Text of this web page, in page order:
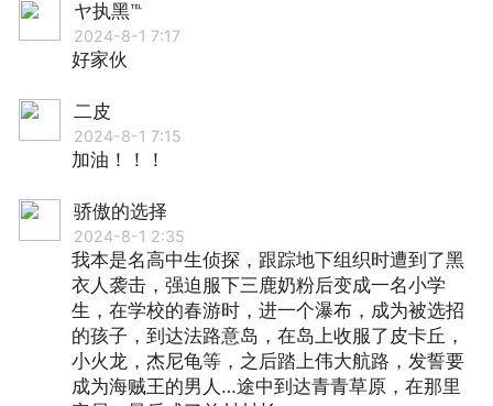
ヤ执黑℡
2024-8-1 7:17
好家伙
二皮
2024-8-1 7:15
加油！！！
骄傲的选择
2024-8-1 2:35
我本是名高中生侦探，跟踪地下组织时遭到了黑
衣人袭击，强迫服下三鹿奶粉后变成一名小学
生，在学校的春游时，进一个瀑布，成为被选招
的孩子，到达法路意岛，在岛上收服了皮卡丘，
小火龙，杰尼龟等，之后踏上伟大航路，发誓要
成为海贼王的男人…途中到达青青草原，在那里